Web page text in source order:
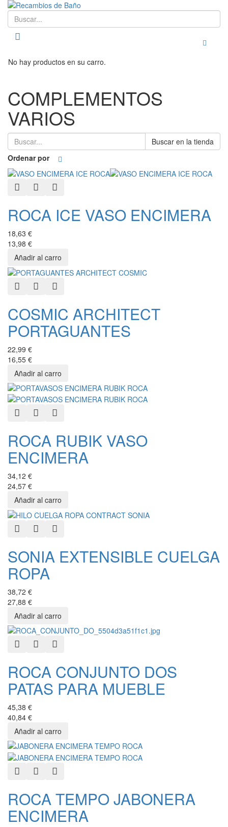
Buscar
Toggle
No hay productos en su carro.
COMPLEMENTOS
VARIOS
Buscar en la tienda
Ordenar por
Quick ViewAdd to Wishlist
ROCA ICE VASO ENCIMERA
18,63 €
13,98 €
Quick ViewAdd to Wishlist
COSMIC ARCHITECT
PORTAGUANTES
22,99 €
16,55 €
Quick ViewAdd to Wishlist
ROCA RUBIK VASO
ENCIMERA
34,12 €
24,57 €
Quick ViewAdd to Wishlist
SONIA EXTENSIBLE CUELGA
ROPA
38,72 €
27,88 €
Quick ViewAdd to Wishlist
ROCA CONJUNTO DOS
PATAS PARA MUEBLE
45,38 €
40,84 €
Quick ViewAdd to Wishlist
ROCA TEMPO JABONERA
ENCIMERA